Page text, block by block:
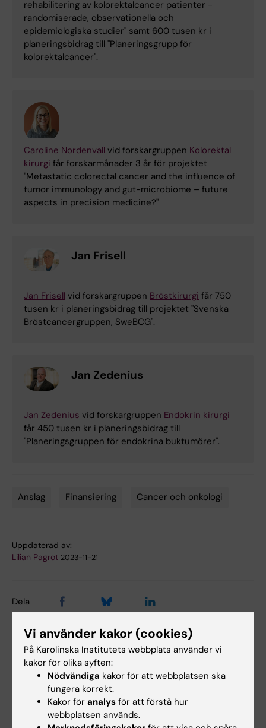
rehabilitering av kolorektalcancer patienter -
randomiserade, observationella och
epidemiologiska studier" samt 600 tusen kr i
planeringsbidrag till "Planeringsgrupp för
kolorektalcancer".
Caroline Nordenvall vid forskargruppen Kolorektal
kirurgi får forskarmånader 3 år för projektet
"Metastatic colorectal cancer and the influence of
tumor immunology and gut-microbiome – future
aspects in precision medicine?"
Jan Frisell
Jan Frisell vid forskargruppen Bröstkirurgi får 750
tusen kr i planeringsbidrag till projektet "Svenska
Bröstcancergruppen, SweBCG".
Jan Zedenius
Jan Zedenius vid forskargruppen Endokrin kirurgi
får 450 tusen kr i planeringsbidrag till
"Planeringsgruppen för endokrina buktumörer".
Anslag Finansiering Cancer och onkologi
Uppdaterad av:
Lilian Pagrot 2023-11-21
Dela
Relaterade artiklar
Vi använder kakor (cookies)
På Karolinska Institutets webbplats använder vi
kakor för olika syften:
Nödvändiga kakor för att webbplatsen ska
fungera korrekt.
Kakor för analys för att förstå hur
webbplatsen används.